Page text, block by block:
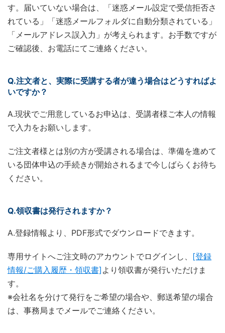
す。届いていない場合は、「迷惑メール設定で受信拒否さ
れている」「迷惑メールフォルダに自動分類されている」
「メールアドレス誤入力」が考えられます。お手数ですが
ご確認後、お電話にてご連絡ください。
Q.注文者と、実際に受講する者が違う場合はどうすればよ
いですか？
A.現状でご用意しているお申込は、受講者様ご本人の情報
で入力をお願いします。
ご注文者様とは別の方が受講される場合は、準備を進めて
いる団体申込の手続きが開始されるまで今しばらくお待ち
ください。
Q.領収書は発行されますか？
A.登録情報より、PDF形式でダウンロードできます。
専用サイトへご注文時のアカウントでログインし、 [登録
情報/ご購入履歴・領収書] より領収書が発行いただけま
す。
※会社名を分けて発行をご希望の場合や、郵送希望の場合
は、事務局までメールでご連絡ください。